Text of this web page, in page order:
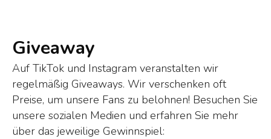
Giveaway
Auf TikTok und Instagram veranstalten wir
regelmäßig Giveaways. Wir verschenken oft
Preise, um unsere Fans zu belohnen! Besuchen Sie
unsere sozialen Medien und erfahren Sie mehr
über das jeweilige Gewinnspiel: